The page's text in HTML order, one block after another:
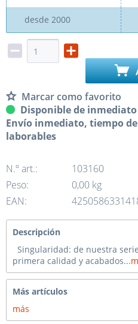
desde 2000
Marcar como favorito
Disponible de
Envío inmediato, tiempo
laborables
N.º art.:
103160
Peso:
0,00 kg
EAN:
Descripción
Singularidad: de nuestra
primera calidad y acabados...
Más artículos
más